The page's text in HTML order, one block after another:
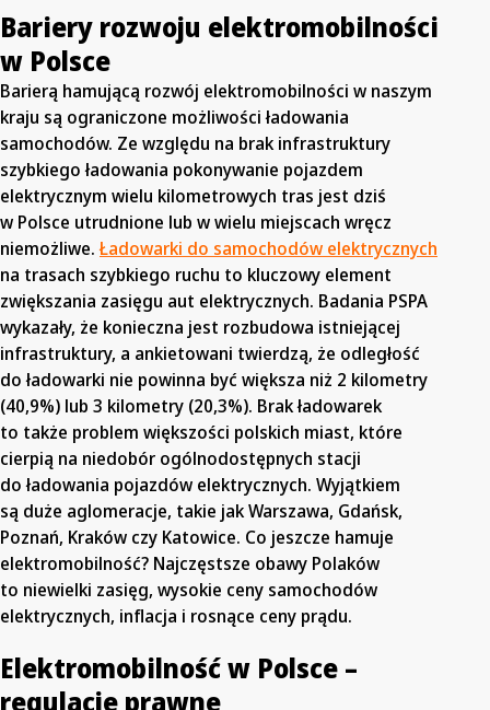
Bariery rozwoju elektromobilności
w Polsce
Barierą hamującą rozwój elektromobilności w naszym
kraju są ograniczone możliwości ładowania
samochodów. Ze względu na brak infrastruktury
szybkiego ładowania pokonywanie pojazdem
elektrycznym wielu kilometrowych tras jest dziś
w Polsce utrudnione lub w wielu miejscach wręcz
niemożliwe.Ładowarki do samochodów elektrycznych
na trasach szybkiego ruchu to kluczowy element
zwiększania zasięgu aut elektrycznych. Badania PSPA
wykazały, że konieczna jest rozbudowa istniejącej
infrastruktury, a ankietowani twierdzą, że odległość
do ładowarki nie powinna być większa niż 2 kilometry
(40,9%) lub 3 kilometry (20,3%). Brak ładowarek
to także problem większości polskich miast, które
cierpią na niedobór ogólnodostępnych stacji
do ładowania pojazdów elektrycznych. Wyjątkiem
są duże aglomeracje, takie jak Warszawa, Gdańsk,
Poznań, Kraków czy Katowice. Co jeszcze hamuje
elektromobilność? Najczęstsze obawy Polaków
to niewielki zasięg, wysokie ceny samochodów
elektrycznych, inflacja i rosnące ceny prądu.
Elektromobilność w Polsce –
regulacje prawne